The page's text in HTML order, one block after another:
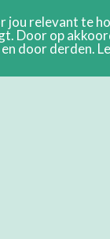
relevant te
Door op
door derden.